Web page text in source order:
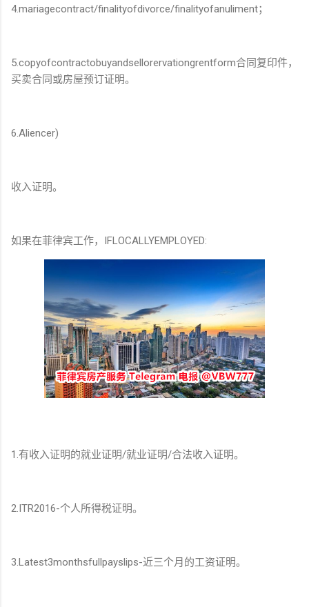
4.mariagecontract/finalityofdivorce/finalityofanuliment；
5.copyofcontractobuyandsellorervationgrentform合同复印件，
买卖合同或房屋预订证明。
6.Aliencer)
收入证明。
如果在菲律宾工作，IFLOCALLYEMPLOYED:
1.有收入证明的就业证明/就业证明/合法收入证明。
2.ITR2016-个人所得税证明。
3.Latest3monthsfullpayslips-近三个月的工资证明。